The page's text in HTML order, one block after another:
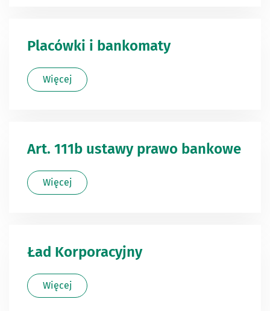
Placówki i bankomaty
Więcej
Art. 111b ustawy prawo bankowe
Więcej
Ład Korporacyjny
Więcej